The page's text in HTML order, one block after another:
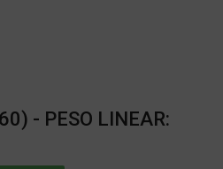
- PESO LINEAR: